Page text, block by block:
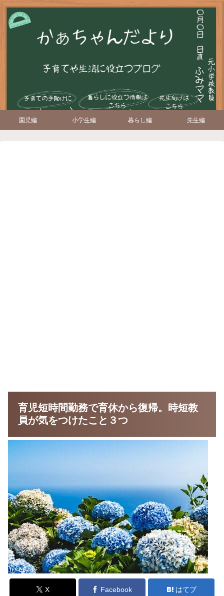
園児編 小学生編 暮らし編 先生編
育児短時間勤務で育休から復帰。時短教
員が気をつけたこと３つ
X Facebook はてブ